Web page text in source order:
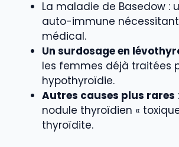
La maladie de Basedow :
auto-immune
médical.
Un surdosage en
les femmes déjà traitées
hypothyroïdie.
Autres causes plus rares
nodule thyroïdien «
thyroïdite.